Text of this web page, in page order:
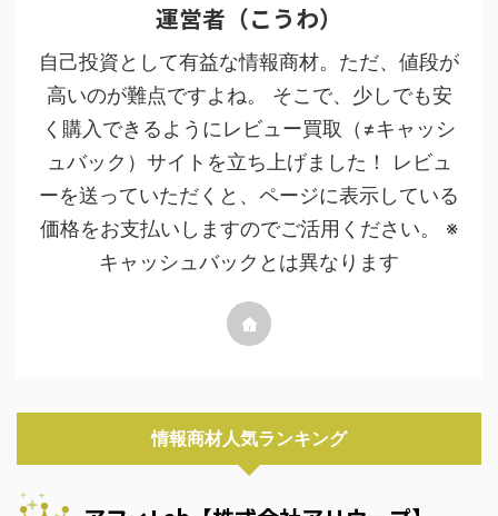
運営者（こうわ）
自己投資として有益な情報商材。ただ、値段が
高いのが難点ですよね。 そこで、少しでも安
く購入できるようにレビュー買取（≠キャッシ
ュバック）サイトを立ち上げました！ レビュ
ーを送っていただくと、ページに表示している
価格をお支払いしますのでご活用ください。 ※
キャッシュバックとは異なります
情報商材人気ランキング